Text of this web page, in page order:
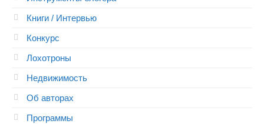
Книги / Интервью
Конкурс
Лохотроны
Недвижимость
Об авторах
Программы